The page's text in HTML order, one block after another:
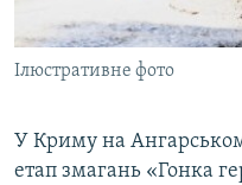
СВІДЧЕННЯ ОКУПАЦІЇ
УКРАЇНСЬКА ПРОБЛЕМА
Qırımtatar
Ілюстративне фото
У Криму на
етап змагань «Гонка